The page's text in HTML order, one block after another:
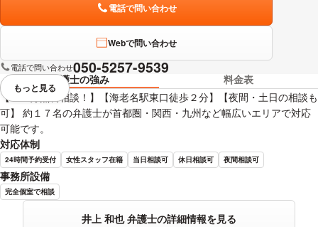
電話で問い合わせ
Webで問い合わせ
電話で問い合わせ050-5257-9539
弁護士の強み
料金表
【６０分無料相談！】【海老名駅東口徒歩２分】【夜間・土日の相談も
可】 約１７名の弁護士が首都圏・関西・九州など幅広いエリアで対応
可能です。
対応体制
24時間予約受付 女性スタッフ在籍 当日相談可 休日相談可 夜間相談可
事務所設備
完全個室で相談
井上 和也 弁護士の詳細情報を見る
視覚的に省略されている要素を
もっと見る